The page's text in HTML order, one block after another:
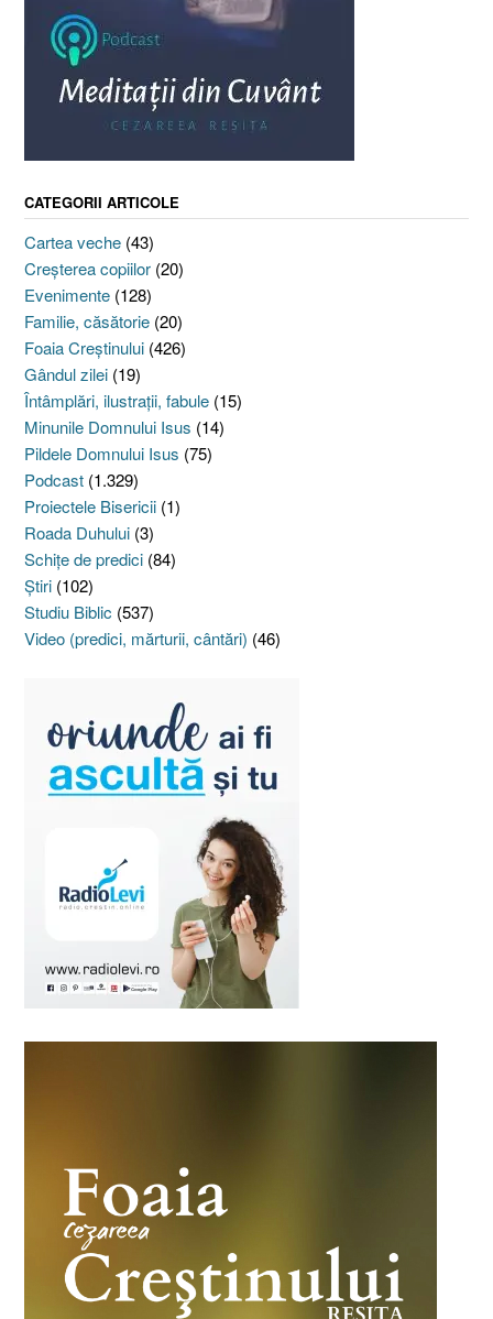
CATEGORII ARTICOLE
Cartea veche (43)
Creşterea copiilor (20)
Evenimente (128)
Familie, căsătorie (20)
Foaia Creştinului (426)
Gândul zilei (19)
Întâmplări, ilustraţii, fabule (15)
Minunile Domnului Isus (14)
Pildele Domnului Isus (75)
Podcast (1.329)
Proiectele Bisericii (1)
Roada Duhului (3)
Schiţe de predici (84)
Ştiri (102)
Studiu Biblic (537)
Video (predici, mărturii, cântări) (46)